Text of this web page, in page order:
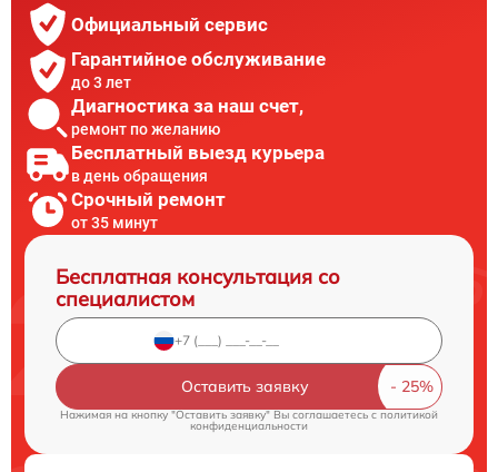
Официальный сервис
Гарантийное обслуживание
до 3 лет
Диагностика за наш счет,
ремонт по желанию
Бесплатный выезд курьера
в день обращения
Срочный ремонт
от 35 минут
Бесплатная консультация со
специалистом
Оставить заявку
Нажимая на кнопку "Оставить заявку" Вы соглашаетесь cполитикой
конфиденциальности